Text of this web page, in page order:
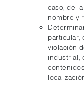
caso, de
nombre y
particular,
violación
industrial,